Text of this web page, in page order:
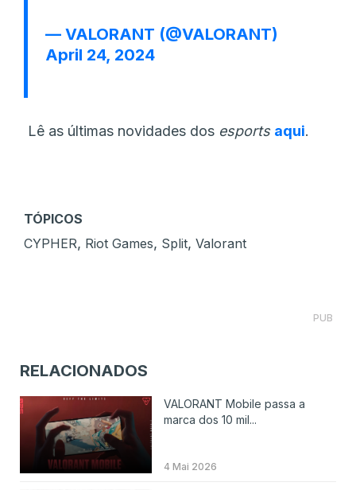
— VALORANT (@VALORANT)
April 24, 2024
Lê as últimas novidades dos esports aqui.
TÓPICOS
CYPHER, Riot Games, Split, Valorant
PUB
RELACIONADOS
VALORANT Mobile passa a
marca dos 10 mil...
4 Mai 2026